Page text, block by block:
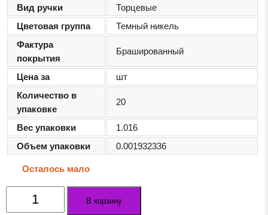
Вид ручки
Торцевые
Цветовая группа
Темный никель
Фактура
покрытия
Брашированный
Цена за
шт
Количество в
упаковке
20
Вес упаковки
1.016
Объем упаковки
0.001932336
Осталось мало
Количество
товара
В корзину